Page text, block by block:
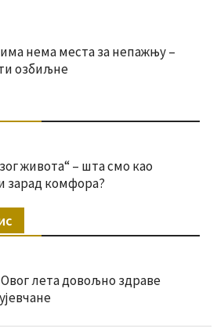
нема места за непажњу –
озбиљне
живота“ – шта смо као
зарад комфора?
лета довољно здраве